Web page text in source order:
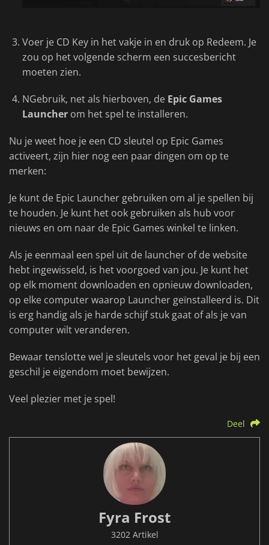
Voer je CD Key in het vakje in en druk op Redeem. Je
zou op het volgende scherm een succesbericht
moeten zien.
NGebruik, net als hierboven, de Epic Games
Launcher om het spel te installeren.
Nu je weet hoe je een CD sleutel op Epic Games
activeert, zijn hier nog een paar dingen om op te
merken:
Je kunt de Epic Launcher gebruiken om al je spellen bij
te houden. Je kunt het ook gebruiken als hub voor
nieuws en om naar de Epic Games winkel te linken.
Als je eenmaal een spel uit de launcher of de website
hebt ingewisseld, is het voorgoed van jou. Je kunt het
op elk moment downloaden en opnieuw downloaden,
op elke computer waarop Launcher geïnstalleerd is. Dit
is erg handig als je harde schijf stuk gaat of als je van
computer wilt veranderen.
Bewaar tenslotte wel je sleutels voor het geval je bij een
geschil je eigendom moet bewijzen.
Veel plezier met je spel!
Deel
Fyra Frost
3202 Artikel